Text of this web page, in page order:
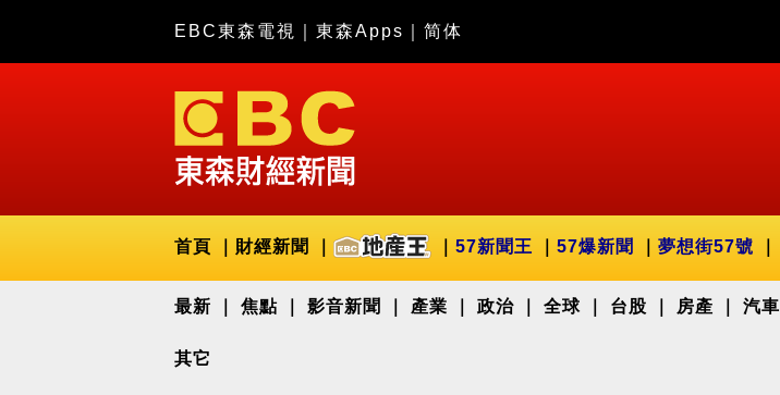
EBC東森電視 東森Apps 简体
首頁 財經新聞 57新聞王 57爆新聞 夢想街57號
最新 焦點 影音新聞 產業 政治 全球 台股 房產 汽車
其它